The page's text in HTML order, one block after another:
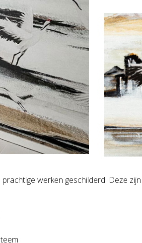
werken geschilderd. Deze